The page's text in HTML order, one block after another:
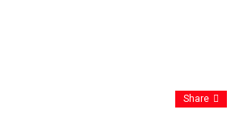
Share